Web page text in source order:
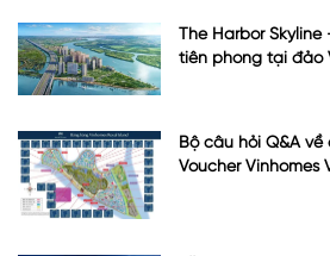
The Harbor
tiên phong tại đảo
Bộ câu hỏi Q&A
Voucher Vinhomes